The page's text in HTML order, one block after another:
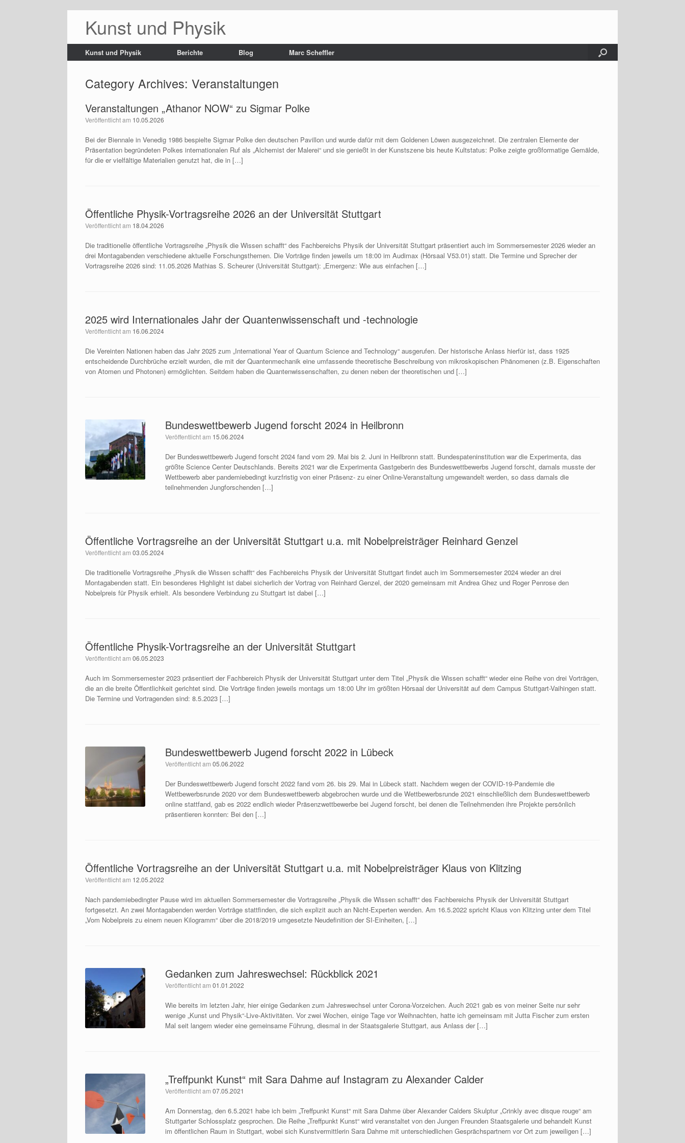
Kunst und Physik
Kunst und Physik Berichte Blog Marc Scheffler
Category Archives: Veranstaltungen
Veranstaltungen „Athanor NOW“ zu Sigmar Polke
Veröffentlicht am 10.05.2026
Bei der Biennale in Venedig 1986 bespielte Sigmar Polke den deutschen Pavillon und wurde dafür mit dem Goldenen Löwen ausgezeichnet. Die zentralen Elemente der
Präsentation begründeten Polkes internationalen Ruf als „Alchemist der Malerei“ und sie genießt in der Kunstszene bis heute Kultstatus: Polke zeigte großformatige Gemälde,
für die er vielfältige Materialien genutzt hat, die in […]
Öffentliche Physik-Vortragsreihe 2026 an der Universität Stuttgart
Veröffentlicht am 18.04.2026
Die traditionelle öffentliche Vortragsreihe „Physik die Wissen schafft“ des Fachbereichs Physik der Universität Stuttgart präsentiert auch im Sommersemester 2026 wieder an
drei Montagabenden verschiedene aktuelle Forschungsthemen. Die Vorträge finden jeweils um 18:00 im Audimax (Hörsaal V53.01) statt. Die Termine und Sprecher der
Vortragsreihe 2026 sind: 11.05.2026 Mathias S. Scheurer (Universität Stuttgart): „Emergenz: Wie aus einfachen […]
2025 wird Internationales Jahr der Quantenwissenschaft und -technologie
Veröffentlicht am 16.06.2024
Die Vereinten Nationen haben das Jahr 2025 zum „International Year of Quantum Science and Technology“ ausgerufen. Der historische Anlass hierfür ist, dass 1925
entscheidende Durchbrüche erzielt wurden, die mit der Quantenmechanik eine umfassende theoretische Beschreibung von mikroskopischen Phänomenen (z.B. Eigenschaften
von Atomen und Photonen) ermöglichten. Seitdem haben die Quantenwissenschaften, zu denen neben der theoretischen und […]
Bundeswettbewerb Jugend forscht 2024 in Heilbronn
Veröffentlicht am 15.06.2024
Der Bundeswettbewerb Jugend forscht 2024 fand vom 29. Mai bis 2. Juni in Heilbronn statt. Bundespateninstitution war die Experimenta, das
größte Science Center Deutschlands. Bereits 2021 war die Experimenta Gastgeberin des Bundeswettbewerbs Jugend forscht, damals musste der
Wettbewerb aber pandemiebedingt kurzfristig von einer Präsenz- zu einer Online-Veranstaltung umgewandelt werden, so dass damals die
teilnehmenden Jungforschenden […]
Öffentliche Vortragsreihe an der Universität Stuttgart u.a. mit Nobelpreisträger Reinhard Genzel
Veröffentlicht am 03.05.2024
Die traditionelle Vortragsreihe „Physik die Wissen schafft“ des Fachbereichs Physik der Universität Stuttgart findet auch im Sommersemester 2024 wieder an drei
Montagabenden statt. Ein besonderes Highlight ist dabei sicherlich der Vortrag von Reinhard Genzel, der 2020 gemeinsam mit Andrea Ghez und Roger Penrose den
Nobelpreis für Physik erhielt. Als besondere Verbindung zu Stuttgart ist dabei […]
Öffentliche Physik-Vortragsreihe an der Universität Stuttgart
Veröffentlicht am 06.05.2023
Auch im Sommersemester 2023 präsentiert der Fachbereich Physik der Universität Stuttgart unter dem Titel „Physik die Wissen schafft“ wieder eine Reihe von drei Vorträgen,
die an die breite Öffentlichkeit gerichtet sind. Die Vorträge finden jeweils montags um 18:00 Uhr im größten Hörsaal der Universität auf dem Campus Stuttgart-Vaihingen statt.
Die Termine und Vortragenden sind: 8.5.2023 […]
Bundeswettbewerb Jugend forscht 2022 in Lübeck
Veröffentlicht am05.06.2022
Der Bundeswettbewerb Jugend forscht 2022 fand vom 26. bis 29. Mai in Lübeck statt. Nachdem wegen der COVID-19-Pandemie die
Wettbewerbsrunde 2020 vor dem Bundeswettbewerb abgebrochen wurde und die Wettbewerbsrunde 2021 einschließlich dem Bundeswettbewerb
online stattfand, gab es 2022 endlich wieder Präsenzwettbewerbe bei Jugend forscht, bei denen die Teilnehmenden ihre Projekte persönlich
präsentieren konnten: Bei den […]
Öffentliche Vortragsreihe an der Universität Stuttgart u.a. mit Nobelpreisträger Klaus von Klitzing
Veröffentlicht am 12.05.2022
Nach pandemiebedingter Pause wird im aktuellen Sommersemester die Vortragsreihe „Physik die Wissen schafft“ des Fachbereichs Physik der Universität Stuttgart
fortgesetzt. An zwei Montagabenden werden Vorträge stattfinden, die sich explizit auch an Nicht-Experten wenden. Am 16.5.2022 spricht Klaus von Klitzing unter dem Titel
„Vom Nobelpreis zu einem neuen Kilogramm“ über die 2018/2019 umgesetzte Neudefinition der SI-Einheiten, […]
Gedanken zum Jahreswechsel: Rückblick 2021
Veröffentlicht am01.01.2022
Wie bereits im letzten Jahr, hier einige Gedanken zum Jahreswechsel unter Corona-Vorzeichen. Auch 2021 gab es von meiner Seite nur sehr
wenige „Kunst und Physik“-Live-Aktivitäten. Vor zwei Wochen, einige Tage vor Weihnachten, hatte ich gemeinsam mit Jutta Fischer zum ersten
Mal seit langem wieder eine gemeinsame Führung, diesmal in der Staatsgalerie Stuttgart, aus Anlass der […]
„Treffpunkt Kunst“ mit Sara Dahme auf Instagram zu Alexander Calder
Veröffentlicht am07.05.2021
Am Donnerstag, den 6.5.2021 habe ich beim „Treffpunkt Kunst“ mit Sara Dahme über Alexander Calders Skulptur „Crinkly avec disque rouge“ am
Stuttgarter Schlossplatz gesprochen. Die Reihe „Treffpunkt Kunst“ wird veranstaltet von den Jungen Freunden Staatsgalerie und behandelt Kunst
im öffentlichen Raum in Stuttgart, wobei sich Kunstvermittlerin Sara Dahme mit unterschiedlichen Gesprächspartnern vor Ort zum jeweiligen […]